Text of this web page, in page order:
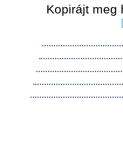
Kopirájt meg